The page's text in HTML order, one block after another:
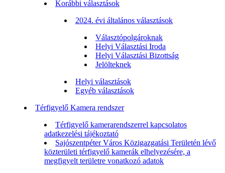
Korábbi választások
2024. évi általános választások
Választópolgároknak
Helyi Választási Iroda
Helyi Választási Bizottság
Jelölteknek
Helyi választások
Egyéb választások
Térfigyelő Kamera rendszer
Térfigyelő kamerarendszerrel kapcsolatos
adatkezelési tájékoztató
Sajószentpéter Város Közigazgatási Területén lévő
közterületi térfigyelő kamerák elhelyezésére, a
megfigyelt területre vonatkozó adatok